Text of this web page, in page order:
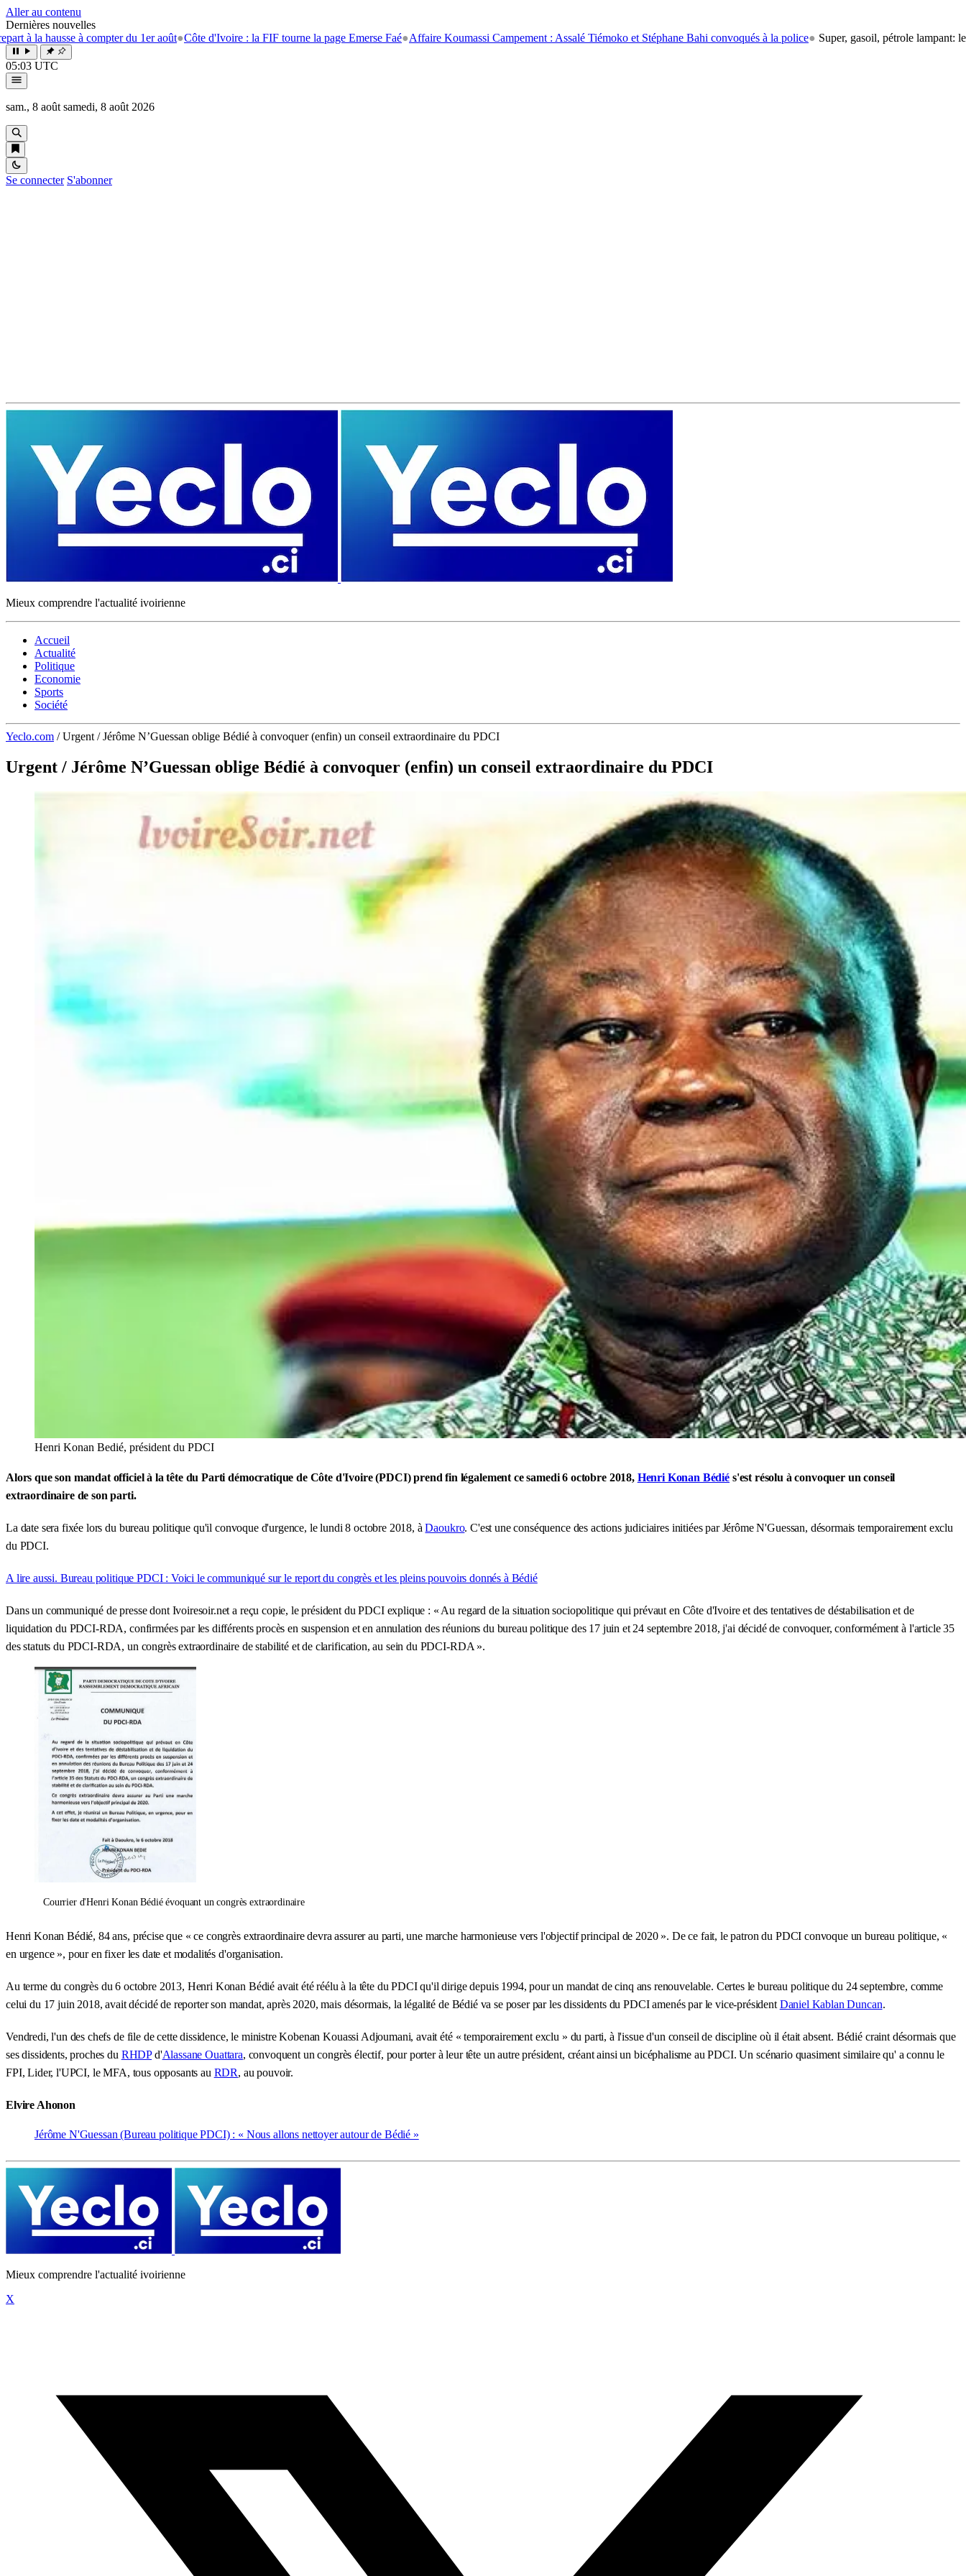
Aller au contenu
Dernières nouvelles
hausse à compter du 1er août ●Côte d'Ivoire : la FIF tourne la page Emerse Faé●Affaire Koumassi Campement : Assalé Tiémoko et Stéphane Bahi convoqués à la police● Super, gasoil, pétrole lampant: le
05:03 UTC
sam., 8 août samedi, 8 août 2026
Se connecter S'abonner
Mieux comprendre l'actualité ivoirienne
Accueil
Actualité
Politique
Economie
Sports
Société
Yeclo.com / Urgent / Jérôme N’Guessan oblige Bédié à convoquer (enfin) un conseil extraordinaire du PDCI
Urgent / Jérôme N’Guessan oblige Bédié à convoquer (enfin) un conseil extraordinaire du PDCI
Henri Konan Bedié, président du PDCI
Alors que son mandat officiel à la tête du Parti démocratique de Côte d'Ivoire (PDCI) prend fin légalement ce samedi 6 octobre 2018, Henri Konan Bédié s'est résolu à convoquer un conseil
extraordinaire de son parti.
La date sera fixée lors du bureau politique qu'il convoque d'urgence, le lundi 8 octobre 2018, àDaoukro. C'est une conséquence des actions judiciaires initiées par Jérôme N'Guessan, désormais temporairement exclu
du PDCI.
A lire aussi. Bureau politique PDCI : Voici le communiqué sur le report du congrès et les pleins pouvoirs donnés à Bédié
Dans un communiqué de presse dont Ivoiresoir.net a reçu copie, le président du PDCI explique : « Au regard de la situation sociopolitique qui prévaut en Côte d'Ivoire et des tentatives de déstabilisation et de
liquidation du PDCI-RDA, confirmées par les différents procès en suspension et en annulation des réunions du bureau politique des 17 juin et 24 septembre 2018, j'ai décidé de convoquer, conformément à l'article 35
des statuts du PDCI-RDA, un congrès extraordinaire de stabilité et de clarification, au sein du PDCI-RDA ».
Courrier d'Henri Konan Bédié évoquant un congrès extraordinaire
Henri Konan Bédié, 84 ans, précise que « ce congrès extraordinaire devra assurer au parti, une marche harmonieuse vers l'objectif principal de 2020 ». De ce fait, le patron du PDCI convoque un bureau politique, «
en urgence », pour en fixer les date et modalités d'organisation.
Au terme du congrès du 6 octobre 2013, Henri Konan Bédié avait été réélu à la tête du PDCI qu'il dirige depuis 1994, pour un mandat de cinq ans renouvelable. Certes le bureau politique du 24 septembre, comme
celui du 17 juin 2018, avait décidé de reporter son mandat, après 2020, mais désormais, la légalité de Bédié va se poser par les dissidents du PDCI amenés par le vice-président Daniel Kablan Duncan.
Vendredi, l'un des chefs de file de cette dissidence, le ministre Kobenan Kouassi Adjoumani, avait été « temporairement exclu » du parti, à l'issue d'un conseil de discipline où il était absent. Bédié craint désormais que
ses dissidents, proches du RHDPd'Alassane Ouattara, convoquent un congrès électif, pour porter à leur tête un autre président, créant ainsi un bicéphalisme au PDCI. Un scénario quasiment similaire qu' a connu le
FPI, Lider, l'UPCI, le MFA, tous opposants au RDR, au pouvoir.
Elvire Ahonon
Jérôme N'Guessan (Bureau politique PDCI) : « Nous allons nettoyer autour de Bédié »
Mieux comprendre l'actualité ivoirienne
X